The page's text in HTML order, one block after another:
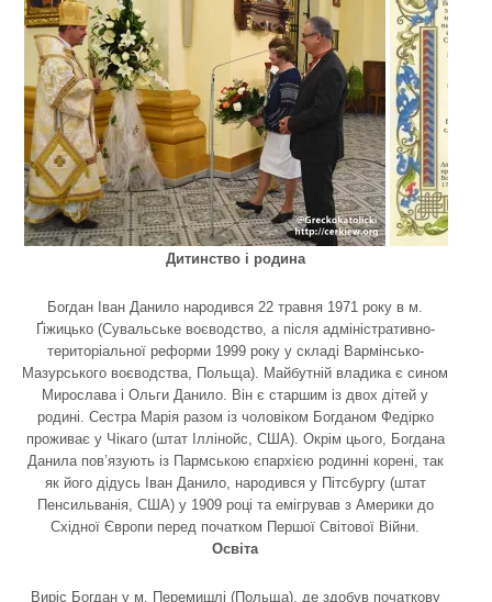
Дитинство і родина
Богдан Іван Данило народився 22 травня 1971 року в м.
Ґіжицько (Сувальське воєводство, а після адміністративно-
територіальної реформи 1999 року у складі Вармінсько-
Мазурського воєводства, Польща). Майбутній владика є сином
Мирослава і Ольги Данило. Він є старшим із двох дітей у
родині. Сестра Марія разом із чоловіком Богданом Федірко
проживає у Чікаго (штат Іллінойс, США). Окрім цього, Богдана
Данила пов’язують із Пармською єпархією родинні корені, так
як його дідусь Іван Данило, народився у Пітсбургу (штат
Пенсильванія, США) у 1909 році та емігрував з Америки до
Східної Європи перед початком Першої Світової Війни.
Освіта
Виріс Богдан у м. Перемишлі (Польща), де здобув початкову